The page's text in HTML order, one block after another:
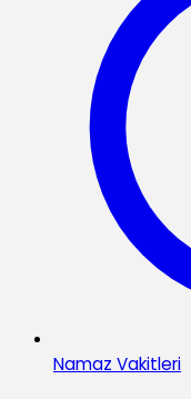
Namaz Vakitleri